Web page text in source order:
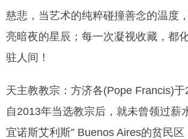
慈悲，当艺术的纯粹碰撞善念的温度
亮暗夜的星辰；每一次凝视收藏，都
驻人间！
天主教教宗：方济各(Pope Francis)
自2013年当选教宗后，就未曾领过薪
宜诺斯艾利斯” Buenos Aires的贫民